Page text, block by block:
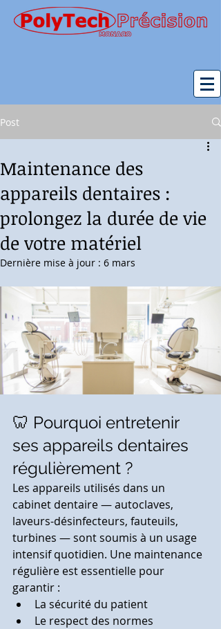
Post
Maintenance des
appareils dentaires :
prolongez la durée de vie
de votre matériel
Dernière mise à jour : 6 mars
🦷 Pourquoi entretenir
ses appareils dentaires
régulièrement ?
Les appareils utilisés dans un
cabinet dentaire — autoclaves,
laveurs-désinfecteurs, fauteuils,
turbines — sont soumis à un usage
intensif quotidien. Une maintenance
régulière est essentielle pour
garantir :
La sécurité du patient
Le respect des normes